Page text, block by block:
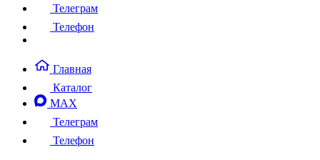
Телеграм
Телефон
Главная
Каталог
MAX
Телеграм
Телефон